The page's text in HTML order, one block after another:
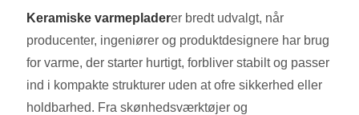
Keramiske varmepladerer bredt udvalgt, når
producenter, ingeniører og produktdesignere har brug
for varme, der starter hurtigt, forbliver stabilt og passer
ind i kompakte strukturer uden at ofre sikkerhed eller
holdbarhed. Fra skønhedsværktøjer og